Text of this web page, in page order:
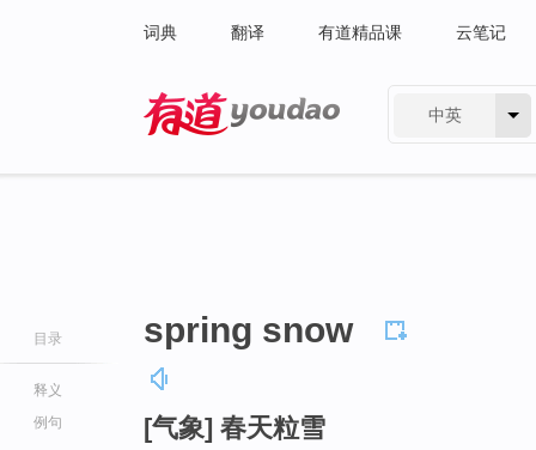
词典 翻译 有道精品课 云笔记
中英
目录
释义
例句
spring snow
[气象] 春天粒雪